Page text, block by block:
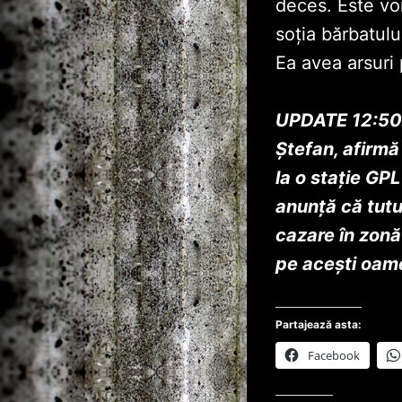
deces. Este
soția
Ea avea
UPDATE
Ştefan,
la o staţie
anunţă că
cazare în
pe aceşti
Partajează asta:
Facebook